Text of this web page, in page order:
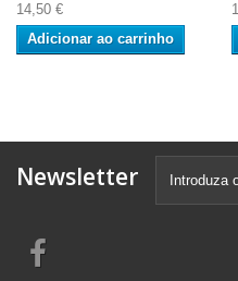
14,50 €
Adicionar ao carrinho
Newsletter